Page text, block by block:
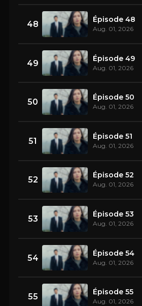
48 Épisode 48
Aug. 01, 2026
49 Épisode 49
Aug. 01, 2026
50 Épisode 50
Aug. 01, 2026
51 Épisode 51
Aug. 01, 2026
52 Épisode 52
Aug. 01, 2026
53 Épisode 53
Aug. 01, 2026
54 Épisode 54
Aug. 01, 2026
55 Épisode 55
Aug. 01, 2026